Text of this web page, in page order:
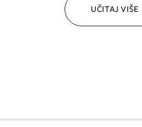
UČITAJ VIŠE